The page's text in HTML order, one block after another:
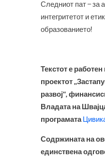
Следниот пат – за
интегритетот и
образованието!
Текстот е
проектот
развој“,
Владата на
програмата
Содржината на
единствена